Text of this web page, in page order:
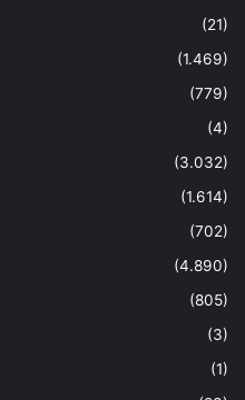
(21)
(1.469)
(779)
(4)
(3.032)
(1.614)
(702)
(4.890)
(805)
(3)
(1)